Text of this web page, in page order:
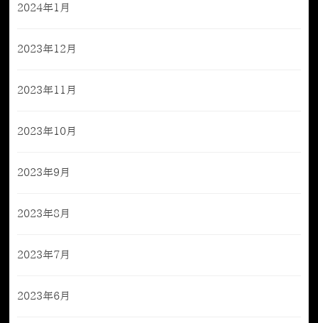
2024年1月
2023年12月
2023年11月
2023年10月
2023年9月
2023年8月
2023年7月
2023年6月